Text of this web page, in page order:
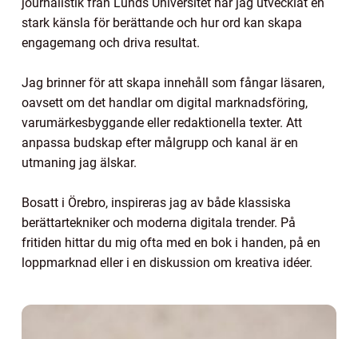
stark känsla för berättande och hur ord kan skapa
engagemang och driva resultat.
Jag brinner för att skapa innehåll som fångar läsaren,
oavsett om det handlar om digital marknadsföring,
varumärkesbyggande eller redaktionella texter. Att
anpassa budskap efter målgrupp och kanal är en
utmaning jag älskar.
Bosatt i Örebro, inspireras jag av både klassiska
berättartekniker och moderna digitala trender. På
fritiden hittar du mig ofta med en bok i handen, på en
loppmarknad eller i en diskussion om kreativa idéer.